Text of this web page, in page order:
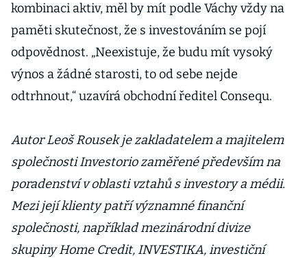
kombinaci aktiv, měl by mít podle Váchy vždy na
paměti skutečnost, že s investováním se pojí
odpovědnost. „Neexistuje, že budu mít vysoký
výnos a žádné starosti, to od sebe nejde
odtrhnout,“ uzavírá obchodní ředitel Consequ.
Autor Leoš Rousek je zakladatelem a majitelem
společnosti Investorio zaměřené především na
poradenství v oblasti vztahů s investory a médii.
Mezi její klienty patří významné finanční
společnosti, například mezinárodní divize
skupiny Home Credit, INVESTIKA, investiční